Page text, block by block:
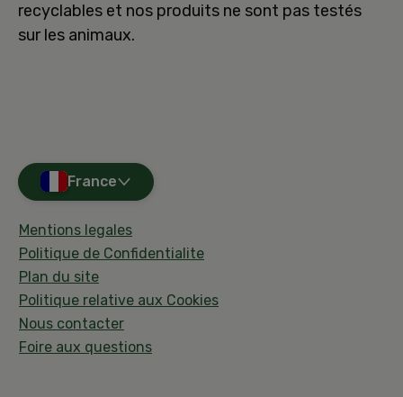
recyclables et nos produits ne sont pas testés
sur les animaux.
France
Mentions legales
Politique de Confidentialite
Plan du site
Politique relative aux Cookies
Nous contacter
Foire aux questions